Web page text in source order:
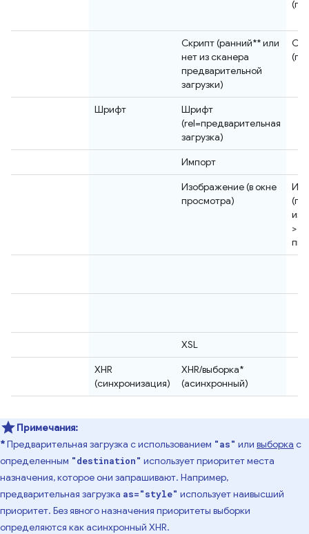
Скрипт (ранний** или
нет из сканера
предварительной
загрузки)
Шрифт
Шрифт
(rel=предварительная
загрузка)
Импорт
Изображение (в окне
просмотра)
>
XSL
XHR
(синхронизация)
XHR/выборка*
(асинхронный)
Примечания:
*Предварительная загрузка с использованием "as" или выборка с
определенным "destination" использует приоритет места
назначения, которое они запрашивают. Например,
предварительная загрузка as="style" использует наивысший
приоритет. Без явного назначения приоритеты выборки
определяются как асинхронный XHR.